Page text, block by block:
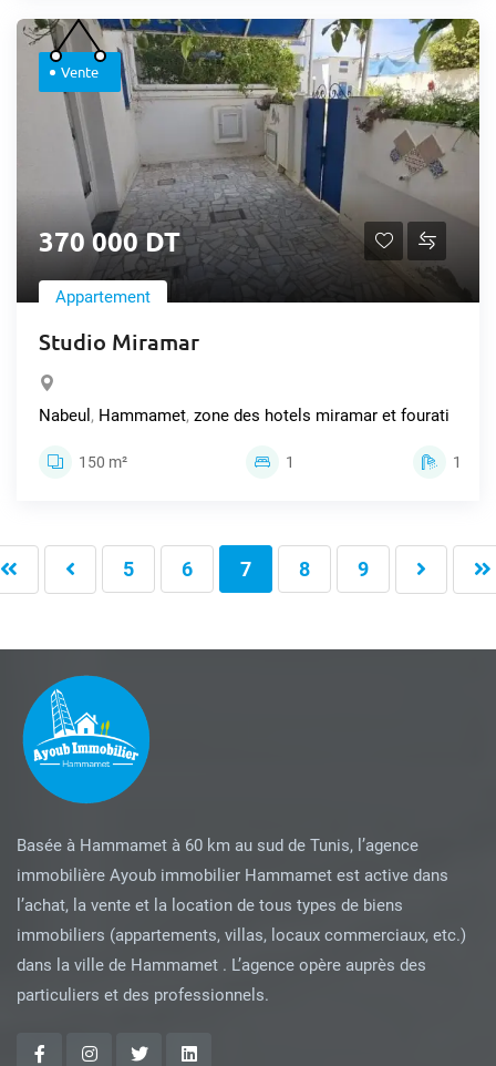
Vente
370 000 DT
Appartement
Studio Miramar
Nabeul , Hammamet, zone des hotels miramar et fourati
150 m² 1 1
5 6 7 8 9
Basée à Hammamet à 60 km au sud de Tunis, l’agence
immobilière Ayoub immobilier Hammamet est active dans
l’achat, la vente et la location de tous types de biens
immobiliers (appartements, villas, locaux commerciaux, etc.)
dans la ville de Hammamet . L’agence opère auprès des
particuliers et des professionnels.